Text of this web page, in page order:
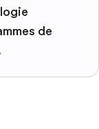
de